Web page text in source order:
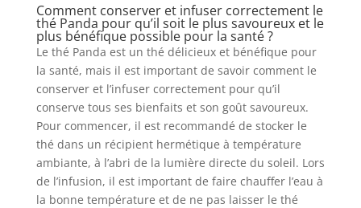
Comment conserver et infuser correctement le
thé Panda pour qu’il soit le plus savoureux et le
plus bénéfique possible pour la santé ?
Le thé Panda est un thé délicieux et bénéfique pour
la santé, mais il est important de savoir comment le
conserver et l’infuser correctement pour qu’il
conserve tous ses bienfaits et son goût savoureux.
Pour commencer, il est recommandé de stocker le
thé dans un récipient hermétique à température
ambiante, à l’abri de la lumière directe du soleil. Lors
de l’infusion, il est important de faire chauffer l’eau à
la bonne température et de ne pas laisser le thé